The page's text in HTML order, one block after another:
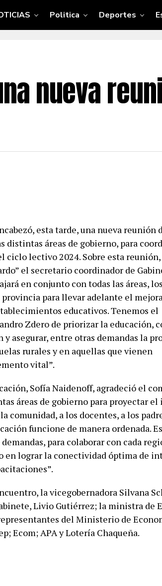
Politica Deportes
nueva
esta tarde, una nueva reunión
distintas áreas de gobierno, para
ciclo lectivo 2024. Sobre esta
el secretario coordinador de
en conjunto con todas las áreas, los
para llevar adelante el
educativos. Tenemos el
Zdero de priorizar la educación,
asegurar, entre otras demandas la
rurales y en aquellas que vienen
vital”.
Sofía Naidenoff, agradeció el
áreas de gobierno para proyectar
comunidad, a los docentes, a los
funcione de manera ordenada.
para colaborar con cada
en lograr la conectividad óptima de
la vicegobernadora Silvana
Livio Gutiérrez; la ministra de
del Ministerio de
Ecom; APA y Lotería Chaqueña.